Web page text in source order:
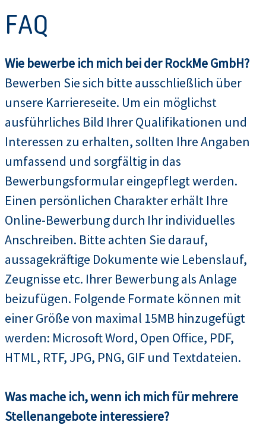
FAQ
Wie bewerbe ich mich bei der RockMe GmbH?
Bewerben Sie sich bitte ausschließlich über
unsere Karriereseite. Um ein möglichst
ausführliches Bild Ihrer Qualifikationen und
Interessen zu erhalten, sollten Ihre Angaben
umfassend und sorgfältig in das
Bewerbungsformular eingepflegt werden.
Einen persönlichen Charakter erhält Ihre
Online-Bewerbung durch Ihr individuelles
Anschreiben. Bitte achten Sie darauf,
aussagekräftige Dokumente wie Lebenslauf,
Zeugnisse etc. Ihrer Bewerbung als Anlage
beizufügen. Folgende Formate können mit
einer Größe von maximal 15MB hinzugefügt
werden: Microsoft Word, Open Office, PDF,
HTML, RTF, JPG, PNG, GIF und Textdateien.
Was mache ich, wenn ich mich für mehrere
Stellenangebote interessiere?